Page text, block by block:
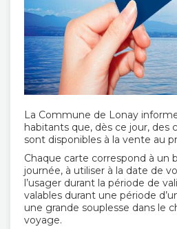
La Commune de Lonay
habitants que, dès ce jour, des
sont disponibles à la vente au
Chaque carte correspond à un
journée, à utiliser à la date de
l’usager durant la période de
valables durant une période
une grande souplesse dans le
voyage.